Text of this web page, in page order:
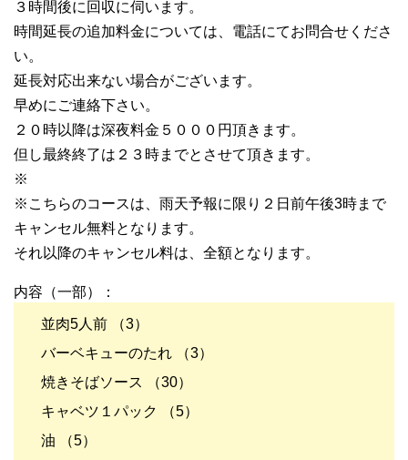
３時間後に回収に伺います。
時間延長の追加料金については、電話にてお問合せくださ
い。
延長対応出来ない場合がございます。
早めにご連絡下さい。
２０時以降は深夜料金５０００円頂きます。
但し最終終了は２３時までとさせて頂きます。
※
※こちらのコースは、雨天予報に限り２日前午後3時まで
キャンセル無料となります。
それ以降のキャンセル料は、全額となります。
内容（一部）：
並肉5人前 （3）
バーベキューのたれ （3）
焼きそばソース （30）
キャベツ１パック （5）
油 （5）